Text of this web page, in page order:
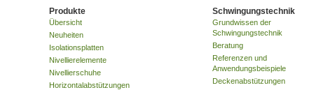
Produkte
Übersicht
Neuheiten
Isolationsplatten
Nivellierelemente
Nivellierschuhe
Horizontalabstützungen
Schwingungstechnik
Grundwissen der
Schwingungstechnik
Beratung
Referenzen und
Anwendungsbeispiele
Deckenabstützungen